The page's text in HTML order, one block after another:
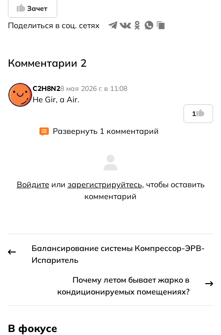
Зачет
Поделиться в соц. сетях
Комментарии 2
C2H8N28 мая 2026 г. в 11:08
Не Gir, а Air.
1
Развернуть 1 комментарий
Войдите или зарегистрируйтесь, чтобы оставить
комментарий
Балансирование системы Компрессор-ЭРВ-
Испаритель
Почему летом бывает жарко в
кондиционируемых помещениях?
В фокусе